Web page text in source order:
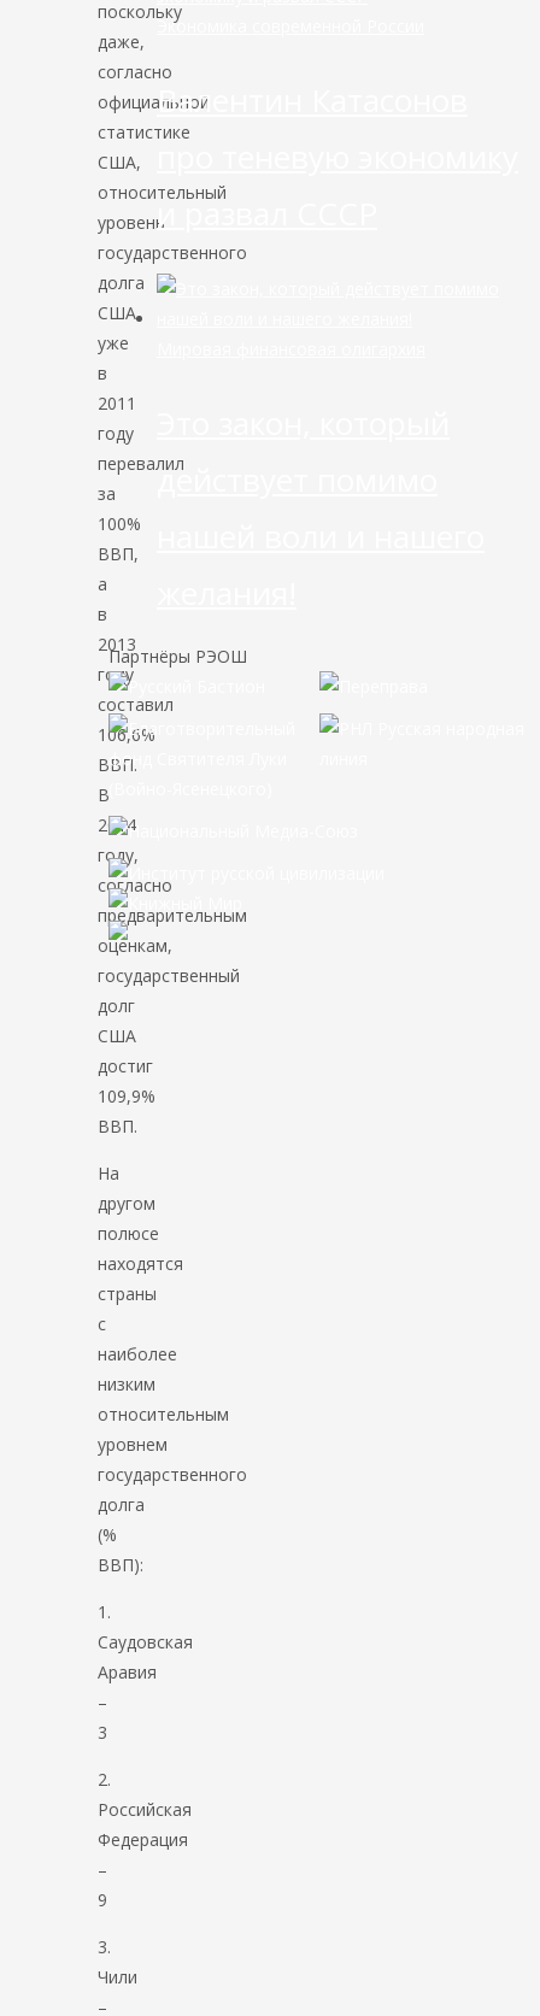
поскольку
даже,
согласно
официальной
статистике
США,
относительный
уровень
государственного
долга
США
уже
в
2011
году
перевалил
за
100%
ВВП,
а
в
2013
году
составил
106,6%
ВВП.
В
2014
году,
согласно
предварительным
оценкам,
государственный
долг
США
достиг
109,9%
ВВП.
На
другом
полюсе
находятся
страны
с
наиболее
низким
относительным
уровнем
государственного
долга
(%
ВВП):
1.
Саудовская
Аравия
–
3
2.
Российская
Федерация
–
9
3.
Чили
–
Экономика современной России
Валентин Катасонов
и развал СССР
действует помимо
Партнёры РЭОШ